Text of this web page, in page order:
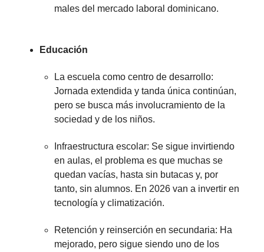
males del mercado laboral dominicano.
Educación
La escuela como centro de desarrollo:
Jornada extendida y tanda única continúan,
pero se busca más involucramiento de la
sociedad y de los niños.
Infraestructura escolar: Se sigue invirtiendo
en aulas, el problema es que muchas se
quedan vacías, hasta sin butacas y, por
tanto, sin alumnos. En 2026 van a invertir en
tecnología y climatización.
Retención y reinserción en secundaria: Ha
mejorado, pero sigue siendo uno de los